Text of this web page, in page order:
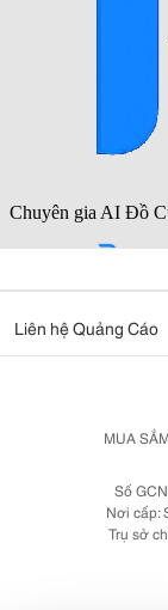
Liên hệ Quảng Cáo
MUA
Số
Nơi cấp:
Trụ sở